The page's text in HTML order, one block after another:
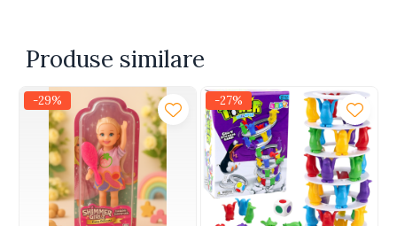
Produse similare
-29% -27%